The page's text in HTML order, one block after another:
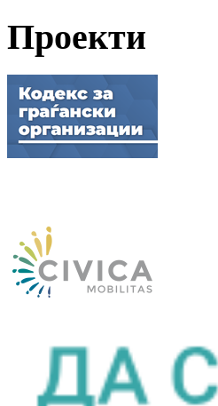
Проекти